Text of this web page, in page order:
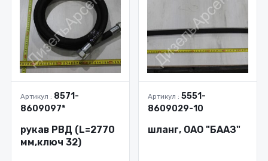
Артикул : 8571-
8609097*
рукав РВД (L=2770
мм,ключ 32)
Артикул : 5551-
8609029-10
шланг, ОАО "БААЗ"